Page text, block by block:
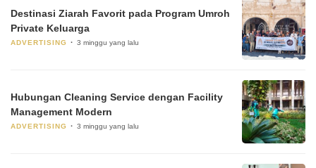
Destinasi Ziarah Favorit pada Program Umroh
Private Keluarga
ADVERTISING 3 minggu yang lalu
Hubungan Cleaning Service dengan Facility
Management Modern
ADVERTISING 3 minggu yang lalu